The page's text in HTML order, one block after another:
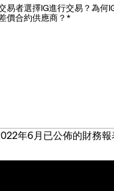
易者選擇IG進行交易？為何
價合約供應商？*
年6月已公佈的財務報